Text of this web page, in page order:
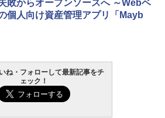
敗からオープンソースへ ～Webベ
個人向け資産管理アプリ「Mayb
ね・フォローして最新記事をチ
ェック！